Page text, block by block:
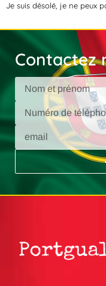
Je suis désolé, je ne peux
Contactez